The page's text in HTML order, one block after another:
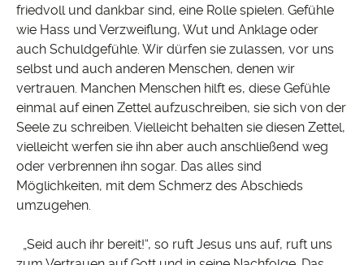
friedvoll und dankbar sind, eine Rolle spielen. Gefühle
wie Hass und Verzweiflung, Wut und Anklage oder
auch Schuldgefühle. Wir dürfen sie zulassen, vor uns
selbst und auch anderen Menschen, denen wir
vertrauen. Manchen Menschen hilft es, diese Gefühle
einmal auf einen Zettel aufzuschreiben, sie sich von der
Seele zu schreiben. Vielleicht behalten sie diesen Zettel,
vielleicht werfen sie ihn aber auch anschließend weg
oder verbrennen ihn sogar. Das alles sind
Möglichkeiten, mit dem Schmerz des Abschieds
umzugehen.
„Seid auch ihr bereit!“, so ruft Jesus uns auf, ruft uns